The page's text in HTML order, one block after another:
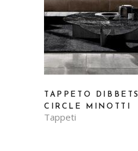
TAPPETO DIBBETS
CIRCLE MINOTTI
Tappeti